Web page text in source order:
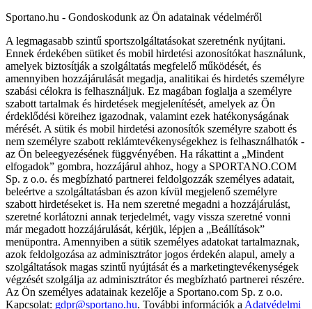
Sportano.hu - Gondoskodunk az Ön adatainak védelméről
A legmagasabb szintű sportszolgáltatásokat szeretnénk nyújtani.
Ennek érdekében sütiket és mobil hirdetési azonosítókat használunk,
amelyek biztosítják a szolgáltatás megfelelő működését, és
amennyiben hozzájárulását megadja, analitikai és hirdetés személyre
szabási célokra is felhasználjuk. Ez magában foglalja a személyre
szabott tartalmak és hirdetések megjelenítését, amelyek az Ön
érdeklődési köreihez igazodnak, valamint ezek hatékonyságának
mérését. A sütik és mobil hirdetési azonosítók személyre szabott és
nem személyre szabott reklámtevékenységekhez is felhasználhatók -
az Ön beleegyezésének függvényében. Ha rákattint a „Mindent
elfogadok” gombra, hozzájárul ahhoz, hogy a SPORTANO.COM
Sp. z o.o. és megbízható partnerei feldolgozzák személyes adatait,
beleértve a szolgáltatásban és azon kívül megjelenő személyre
szabott hirdetéseket is. Ha nem szeretné megadni a hozzájárulást,
szeretné korlátozni annak terjedelmét, vagy vissza szeretné vonni
már megadott hozzájárulását, kérjük, lépjen a „Beállítások”
menüpontra. Amennyiben a sütik személyes adatokat tartalmaznak,
azok feldolgozása az adminisztrátor jogos érdekén alapul, amely a
szolgáltatások magas szintű nyújtását és a marketingtevékenységek
végzését szolgálja az adminisztrátor és megbízható partnerei részére.
Az Ön személyes adatainak kezelője a Sportano.com Sp. z o.o.
Kapcsolat: gdpr@sportano.hu. További információk a Adatvédelmi